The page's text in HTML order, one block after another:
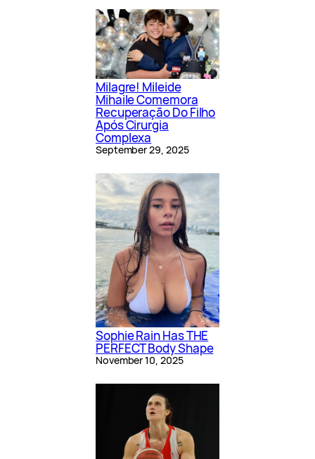
Milagre! Mileide
Mihaile Comemora
Recuperação Do Filho
Após Cirurgia
Complexa
September 29, 2025
Sophie Rain Has THE
PERFECT Body Shape
November 10, 2025